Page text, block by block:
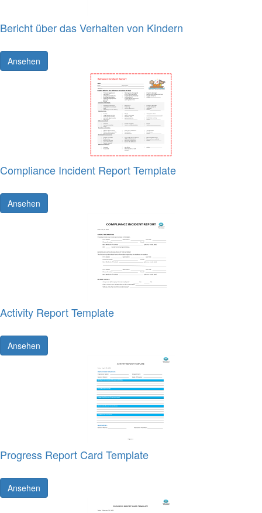
Bericht über das Verhalten von Kindern
Ansehen
Compliance Incident Report Template
Ansehen
Activity Report Template
Ansehen
Progress Report Card Template
Ansehen